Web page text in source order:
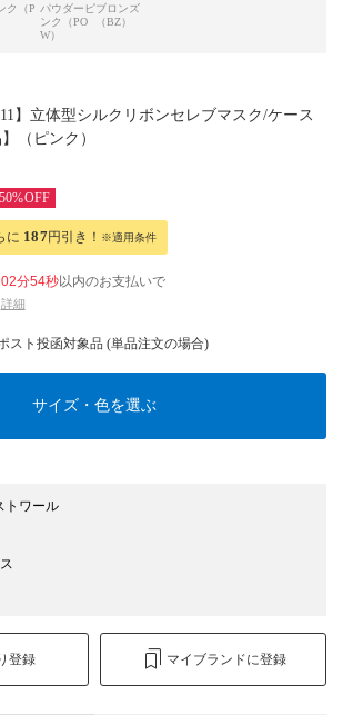
ク（P パウダーピ
ンク（PO
W）
ブロンズ
（BZ）
】立体型シルクリボンセレブマスク/ケース
（ピンク）
50%OFF
に 187円引き！ ※適用条件
分53秒以内のお支払いで
詳細
スト投函対象品 (単品注文の場合)
サイズ・色を選ぶ
トワール
登録 マイブランドに登録